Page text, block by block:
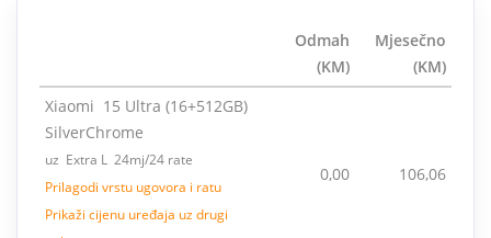
Odmah
(KM)
Mjesečno
(KM)
Xiaomi 15 Ultra (16+512GB)
SilverChrome
uz Extra L 24mj/24 rate
Prilagodi vrstu ugovora i ratu
Prikaži cijenu uređaja uz drugi
0,00 106,06